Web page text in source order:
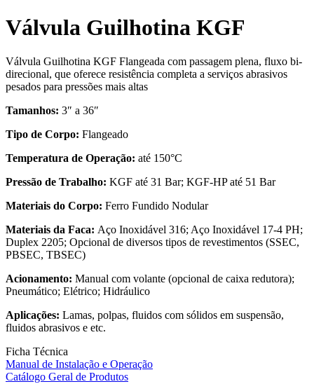
Válvula Guilhotina KGF
Válvula Guilhotina KGF Flangeada com passagem plena, fluxo bi-
direcional, que oferece resistência completa a serviços abrasivos
pesados para pressões mais altas
Tamanhos: 3″ a 36″
Tipo de Corpo: Flangeado
Temperatura de Operação: até 150°C
Pressão de Trabalho: KGF até 31 Bar; KGF-HP até 51 Bar
Materiais do Corpo: Ferro Fundido Nodular
Materiais da Faca: Aço Inoxidável 316; Aço Inoxidável 17-4 PH;
Duplex 2205; Opcional de diversos tipos de revestimentos (SSEC,
PBSEC, TBSEC)
Acionamento: Manual com volante (opcional de caixa redutora);
Pneumático; Elétrico; Hidráulico
Aplicações: Lamas, polpas, fluidos com sólidos em suspensão,
fluidos abrasivos e etc.
Ficha Técnica
Manual de Instalação e Operação
Catálogo Geral de Produtos